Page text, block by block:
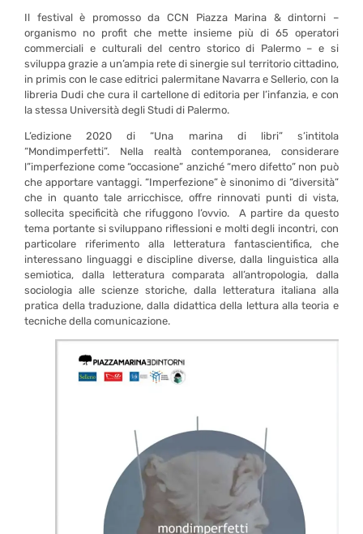
Il festival è promosso da CCN Piazza Marina & dintorni –
organismo no profit che mette insieme più di 65 operatori
commerciali e culturali del centro storico di Palermo – e si
sviluppa grazie a un’ampia rete di sinergie sul territorio cittadino,
in primis con le case editrici palermitane Navarra e Sellerio, con la
libreria Dudi che cura il cartellone di editoria per l’infanzia, e con
la stessa Università degli Studi di Palermo.
L’edizione 2020 di “Una marina di libri” s’intitola
“Mondimperfetti”. Nella realtà contemporanea, considerare
l”imperfezione come “occasione” anziché “mero difetto” non può
che apportare vantaggi. “Imperfezione” è sinonimo di “diversità”
che in quanto tale arricchisce, offre rinnovati punti di vista,
sollecita specificità che rifuggono l’ovvio. A partire da questo
tema portante si sviluppano riflessioni e molti degli incontri, con
particolare riferimento alla letteratura fantascientifica, che
interessano linguaggi e discipline diverse, dalla linguistica alla
semiotica, dalla letteratura comparata all’antropologia, dalla
sociologia alle scienze storiche, dalla letteratura italiana alla
pratica della traduzione, dalla didattica della lettura alla teoria e
tecniche della comunicazione.